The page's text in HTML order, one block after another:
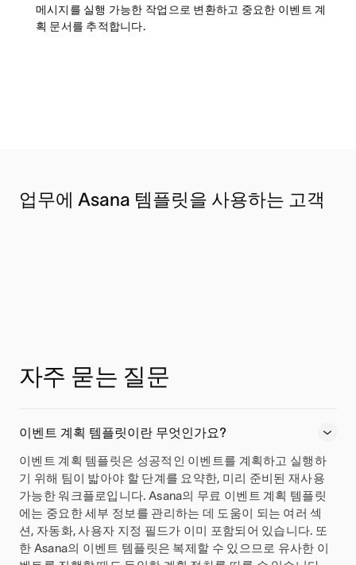
메시지를 실행 가능한 작업으로 변환하고 중요한 이벤트 계
획 문서를 추적합니다.
업무에 Asana 템플릿을 사용하는 고객
자주 묻는 질문
이벤트 계획 템플릿이란 무엇인가요?
이벤트 계획 템플릿은 성공적인 이벤트를 계획하고 실행하
기 위해 팀이 밟아야 할 단계를 요약한, 미리 준비된 재사용
가능한 워크플로입니다. Asana의 무료 이벤트 계획 템플릿
에는 중요한 세부 정보를 관리하는 데 도움이 되는 여러 섹
션, 자동화, 사용자 지정 필드가 이미 포함되어 있습니다. 또
한 Asana의 이벤트 템플릿은 복제할 수 있으므로 유사한 이